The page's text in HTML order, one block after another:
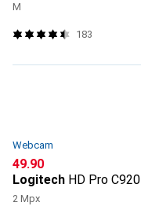
M
183
Webcam
CHF
49.90
Logitech HD Pro C920
2 Mpx